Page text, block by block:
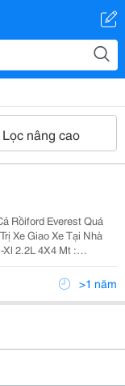
Lọc nâng cao
Rồiford Everest Quá
>1 năm